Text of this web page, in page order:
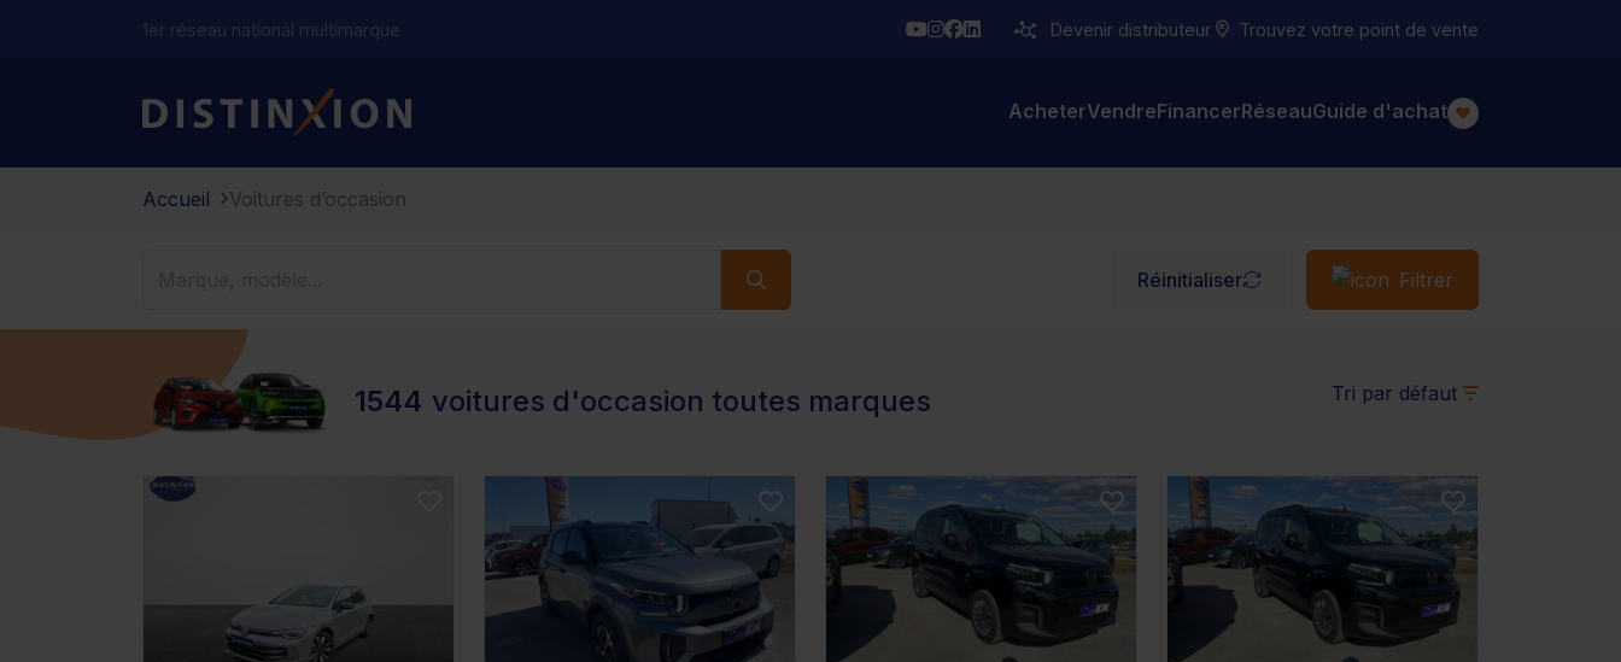
1er réseau national multimarque YouTube
Instagram
Facebook
LinkedinDevenir distributeur Trouvez votre point de vente
Distinxion AcheterVendreFinancerRéseauGuide d'achat
Accueil Voitures d’occasion
Réinitialiser Filtrer
1544 voitures d'occasion toutes marques Tri par défaut